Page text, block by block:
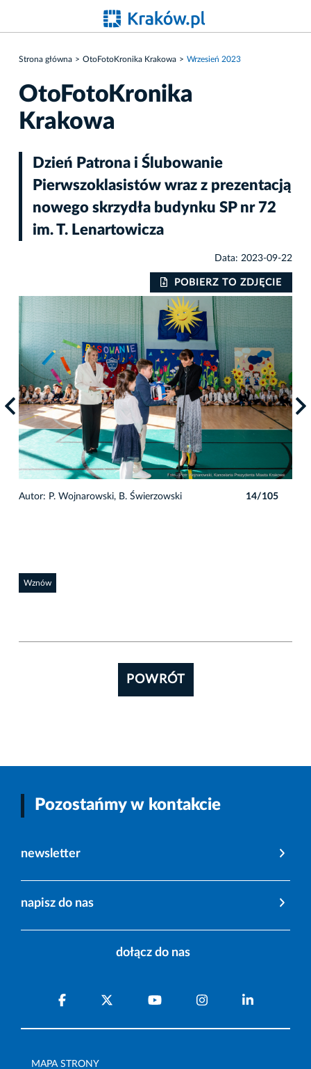
Strona główna OtoFotoKronika Krakowa Wrzesień 2023
OtoFotoKronika
Krakowa
Dzień Patrona i Ślubowanie
Pierwszoklasistów wraz z prezentacją
nowego skrzydła budynku SP nr 72
im. T. Lenartowicza
Data: 2023-09-22
POBIERZ TO ZDJĘCIE
Autor: P. Wojnarowski, B. Świerzowski 14/105
Wznów
POWRÓT
Pozostańmy w kontakcie
newsletter
napisz do nas
dołącz do nas
MAPA STRONY